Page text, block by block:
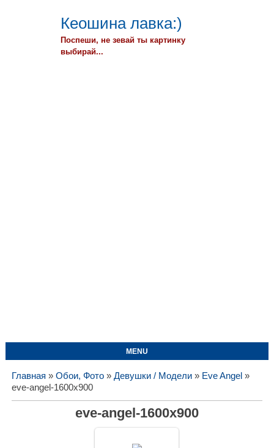
Кеошина лавка:)
Поспеши, не зевай ты картинку
выбирай...
MENU
Главная » Обои, Фото» Девушки / Модели» Eve Angel »
eve-angel-1600x900
eve-angel-1600x900